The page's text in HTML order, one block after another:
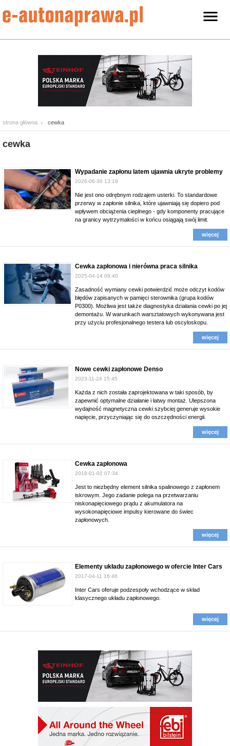
strona główna cewka
cewka
Wypadanie zapłonu latem ujawnia ukryte problemy
2026-06-30 13:19
Nie jest ono odrębnym rodzajem usterki. To standardowe
przerwy w zapłonie silnika, które ujawniają się dopiero pod
wpływem obciążenia cieplnego - gdy komponenty pracujące
na granicy wytrzymałości w końcu osiągają swój limit.
więcej
Cewka zapłonowa i nierówna praca silnika
2025-04-14 09:40
Zasadność wymiany cewki potwierdzić może odczyt kodów
błędów zapisanych w pamięci sterownika (grupa kodów
P0300). Możliwa jest także diagnostyka działania cewki po jej
demontażu. W warunkach warsztatowych wykonywana jest
przy użyciu profesjonalnego testera lub oscyloskopu.
więcej
Nowe cewki zapłonowe Denso
2023-11-24 15:45
Każda z nich została zaprojektowana w taki sposób, by
zapewnić optymalne działanie i łatwy montaż. Ulepszona
wydajność magnetyczna cewki szybciej generuje wysokie
napięcie, przyczyniając się do oszczędności energii.
więcej
Cewka zapłonowa
2018-01-02 07:34
Jest to niezbędny element silnika spalinowego z zapłonem
iskrowym. Jego zadanie polega na przetwarzaniu
niskonapięciowego prądu z akumulatora na
wysokonapięciowe impulsy kierowane do świec
zapłonowych.
więcej
Elementy układu zapłonowego w ofercie Inter Cars
2017-04-11 16:46
Inter Cars oferuje podzespoły wchodzące w skład
klasycznego układu zapłonowego.
więcej